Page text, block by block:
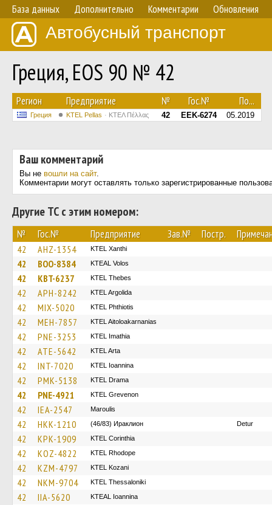
База данных Дополнительно Комментарии Обновления
Автобусный транспорт
Греция, EOS 90 № 42
Регион Предприятие № Гос.№ По...
Греция KTEL Pellas ΚΤΕΛ Πέλλας 42 EEK-6274 05.2019
Ваш комментарий
Вы не вошли на сайт.
Комментарии могут оставлять только зарегистрированные
Другие ТС с этим номером:
№ Гос.№ Предприятие Зав.№ Постр.
42 AHZ-1354 KTEL Xanthi
42 BOO-8384 KTEAL Volos
42 KBT-6237 KTEL Thebes
42 APH-8242 KTEL Argolida
42 MIX-5020 ΚΤΕL Phthiotis
42 MEH-7857 KTEL Aitoloakarnanias
42 PNE-3253 KTEL Imathia
42 ATE-5642 KTEL Arta
42 INT-7020 KTEL Ioannina
42 PMK-5138 KTEL Drama
42 PNE-4921 ΚΤΕL Grevenon
42 IEA-2547 Maroulis
42 HKK-1210 (46/83) Ираклион Detur
42 KPK-1909 KTEL Corinthia
42 KOZ-4822 KTEL Rhodope
42 KZM-4797 ΚΤΕL Kozani
42 NKM-9704 KTEL Thessaloniki
42 IIA-5620 KTEAL Ioannina